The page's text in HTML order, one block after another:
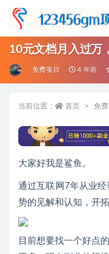
10元文档月入过万
免费项目 4 年前
当前位置： 首页 免费
大家好我是鲨鱼。
通过互联网7年从业
势的见解和认知，开
目前想要找一个好点